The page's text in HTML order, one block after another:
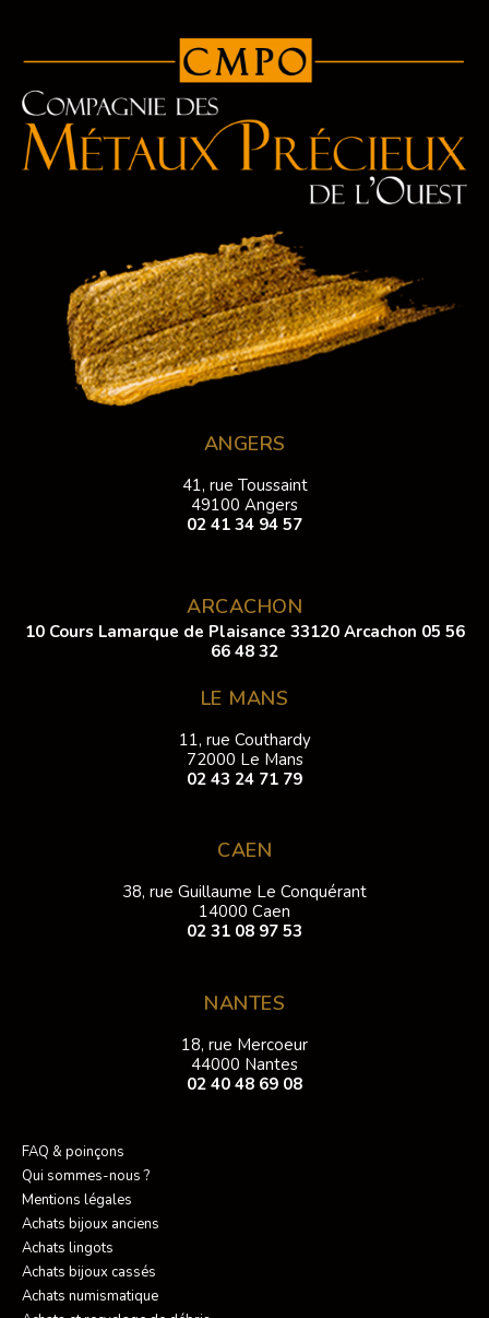
ANGERS
41, rue Toussaint
49100 Angers
02 41 34 94 57
ARCACHON
10 Cours Lamarque de Plaisance 33120 Arcachon 05 56
66 48 32
LE MANS
11, rue Couthardy
72000 Le Mans
02 43 24 71 79
CAEN
38, rue Guillaume Le Conquérant
14000 Caen
02 31 08 97 53
NANTES
18, rue Mercoeur
44000 Nantes
02 40 48 69 08
FAQ & poinçons
Qui sommes-nous ?
Mentions légales
Achats bijoux anciens
Achats lingots
Achats bijoux cassés
Achats numismatique